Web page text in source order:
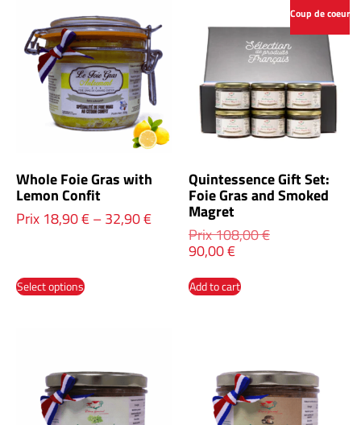
Whole Foie Gras with
Lemon Confit
Prix 18,90€–32,90€
Select options
Coup de coeur
Quintessence Gift Set:
Foie Gras and Smoked
Magret
Prix108,00€
90,00€
Add to cart